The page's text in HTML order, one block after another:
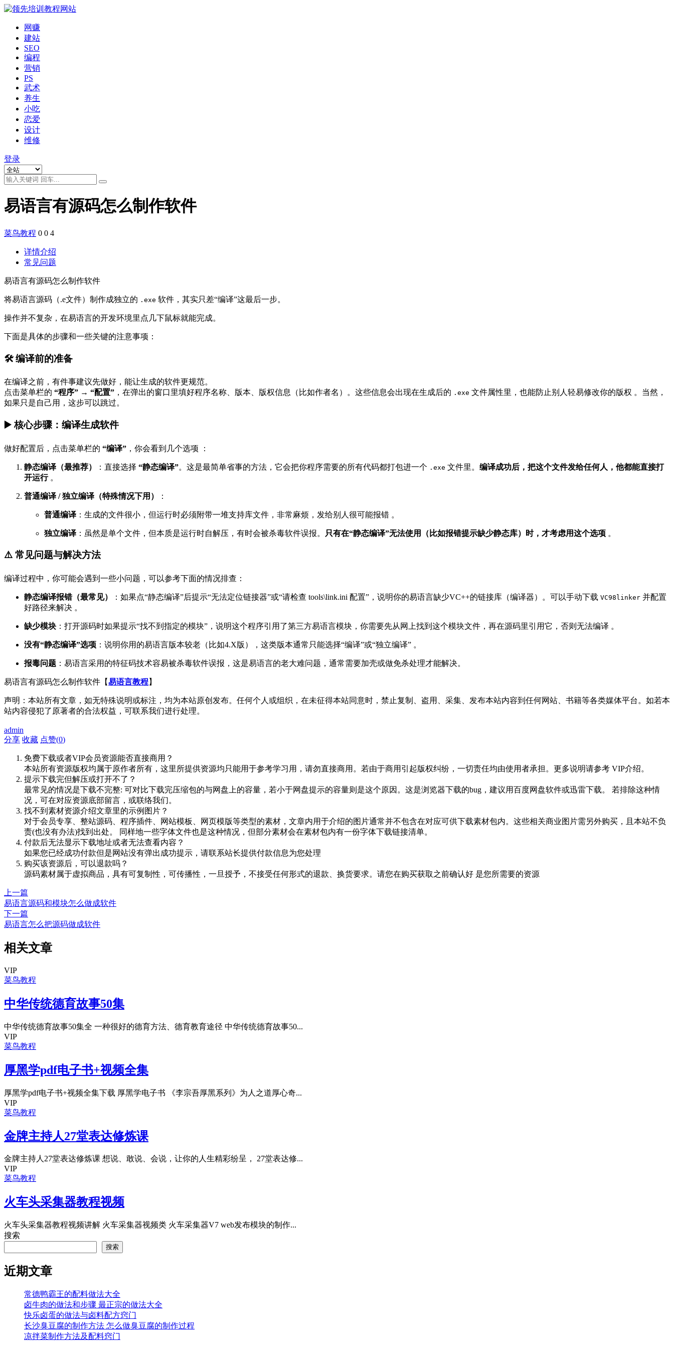
网赚
建站
SEO
编程
营销
PS
武术
养生
小吃
恋爱
设计
维修
登录
易语言有源码怎么制作软件
菜鸟教程 0 0 4
详情介绍
常见问题
易语言有源码怎么制作软件
将易语言源码（.e文件）制作成独立的 .exe 软件，其实只差“编译”这最后一步。
操作并不复杂，在易语言的开发环境里点几下鼠标就能完成。
下面是具体的步骤和一些关键的注意事项：
🛠️ 编译前的准备
在编译之前，有件事建议先做好，能让生成的软件更规范。
点击菜单栏的 “程序” → “配置” ，在弹出的窗口里填好程序名称、版本、版权信息（比如作者名）。这些信息会出现在生成后的 .exe 文件属性里，也能防止别人轻易修改你的版权 。当然，
如果只是自己用，这步可以跳过。
▶️ 核心步骤：编译生成软件
做好配置后，点击菜单栏的 “编译” ，你会看到几个选项 ：
静态编译（最推荐） ：直接选择 “静态编译”。这是最简单省事的方法，它会把你程序需要的所有代码都打包进一个 .exe 文件里。 编译成功后，把这个文件发给任何人，他都能直接打
开运行 。
普通编译 / 独立编译（特殊情况下用） ：
普通编译 ：生成的文件很小，但运行时必须附带一堆支持库文件，非常麻烦，发给别人很可能报错 。
独立编译 ：虽然是单个文件，但本质是运行时自解压，有时会被杀毒软件误报。 只有在“静态编译”无法使用（比如报错提示缺少静态库）时，才考虑用这个选项 。
⚠️ 常见问题与解决方法
编译过程中，你可能会遇到一些小问题，可以参考下面的情况排查：
静态编译报错（最常见） ：如果点“静态编译”后提示“无法定位链接器”或“请检查 tools\link.ini 配置”，说明你的易语言缺少VC++的链接库（编译器）。可以手动下载 VC98linker 并配置
好路径来解决 。
缺少模块 ：打开源码时如果提示“找不到指定的模块”，说明这个程序引用了第三方易语言模块，你需要先从网上找到这个模块文件，再在源码里引用它，否则无法编译 。
没有“静态编译”选项 ：说明你用的易语言版本较老（比如4.X版），这类版本通常只能选择“编译”或“独立编译” 。
报毒问题 ：易语言采用的特征码技术容易被杀毒软件误报，这是易语言的老大难问题，通常需要加壳或做免杀处理才能解决。
易语言有源码怎么制作软件【易语言教程】
声明：本站所有文章，如无特殊说明或标注，均为本站原创发布。任何个人或组织，在未征得本站同意时，禁止复制、盗用、采集、发布本站内容到任何网站、书籍等各类媒体平台。如若本
站内容侵犯了原著者的合法权益，可联系我们进行处理。
admin
分享 收藏 点赞(0)
免费下载或者VIP会员资源能否直接商用？
本站所有资源版权均属于原作者所有，这里所提供资源均只能用于参考学习用，请勿直接商用。若由于商用引起版权纠纷，一切责任均由使用者承担。更多说明请参考 VIP介绍。
提示下载完但解压或打开不了？
最常见的情况是下载不完整: 可对比下载完压缩包的与网盘上的容量，若小于网盘提示的容量则是这个原因。这是浏览器下载的bug，建议用百度网盘软件或迅雷下载。 若排除这种情
况，可在对应资源底部留言，或联络我们。
找不到素材资源介绍文章里的示例图片？
对于会员专享、整站源码、程序插件、网站模板、网页模版等类型的素材，文章内用于介绍的图片通常并不包含在对应可供下载素材包内。这些相关商业图片需另外购买，且本站不负
责(也没有办法)找到出处。 同样地一些字体文件也是这种情况，但部分素材会在素材包内有一份字体下载链接清单。
付款后无法显示下载地址或者无法查看内容？
如果您已经成功付款但是网站没有弹出成功提示，请联系站长提供付款信息为您处理
购买该资源后，可以退款吗？
源码素材属于虚拟商品，具有可复制性，可传播性，一旦授予，不接受任何形式的退款、换货要求。请您在购买获取之前确认好 是您所需要的资源
上一篇
易语言源码和模块怎么做成软件
下一篇
易语言怎么把源码做成软件
相关文章
VIP
菜鸟教程
中华传统德育故事50集
中华传统德育故事50集全 一种很好的德育方法、德育教育途径 中华传统德育故事50...
VIP
菜鸟教程
厚黑学pdf电子书+视频全集
厚黑学pdf电子书+视频全集下载 厚黑学电子书 《李宗吾厚黑系列》为人之道厚心奇...
VIP
菜鸟教程
金牌主持人27堂表达修炼课
金牌主持人27堂表达修炼课 想说、敢说、会说，让你的人生精彩纷呈， 27堂表达修...
VIP
菜鸟教程
火车头采集器教程视频
火车头采集器教程视频讲解 火车采集器视频类 火车采集器V7 web发布模块的制作...
搜索
搜索
近期文章
常德鸭霸王的配料做法大全
卤牛肉的做法和步骤 最正宗的做法大全
快乐卤蛋的做法与卤料配方窍门
长沙臭豆腐的制作方法 怎么做臭豆腐的制作过程
凉拌菜制作方法及配料窍门